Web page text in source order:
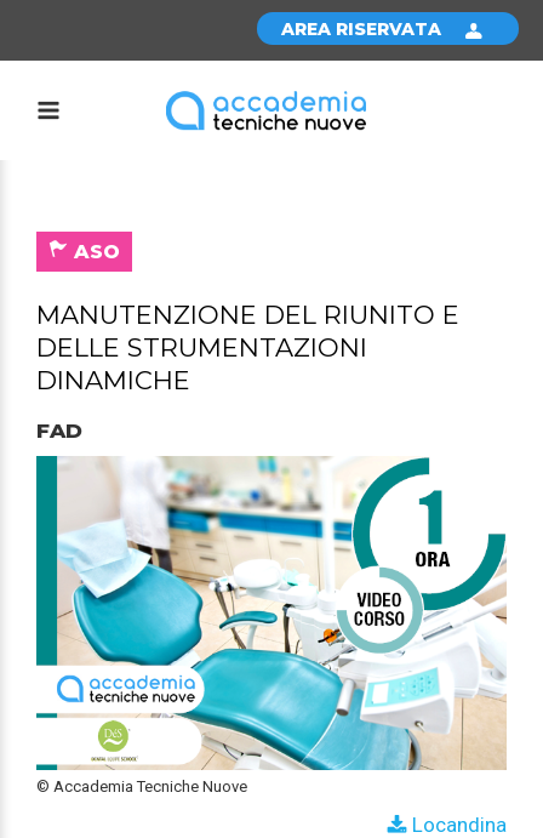
AREA RISERVATA
ASO
MANUTENZIONE DEL RIUNITO E
DELLE STRUMENTAZIONI
DINAMICHE
FAD
© Accademia Tecniche Nuove
Locandina